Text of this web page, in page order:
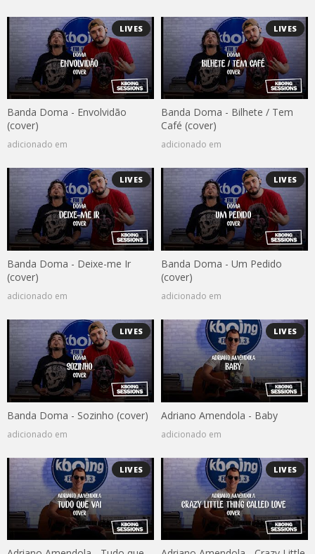
LIVES
Banda Doma - Envolvidão
(cover)
adicionado em
LIVES
Banda Doma - Bilhete / Tem
Café (cover)
adicionado em
LIVES
Banda Doma - Deixe-me Ir
(cover)
adicionado em
LIVES
Banda Doma - Um Pedido
(cover)
adicionado em
LIVES
Banda Doma - Sozinho (cover)
adicionado em
LIVES
Adriano Amendola - Baby
adicionado em
LIVES LIVES